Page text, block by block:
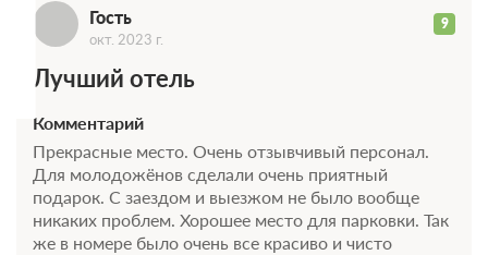
Моментальное подтверждение
Оптимальный, Без питания
Бесплатная отмена
Требуется внесение 100% предоплаты на условиях 10%
сейчас и 90% до 19.08.2026, 14:00
Гость 9
окт. 2023 г.
Лучший отель
Комментарий
Прекрасные место. Очень отзывчивый персонал.
Для молодожёнов сделали очень приятный
подарок. С заездом и выезжом не было вообще
никаких проблем. Хорошее место для парковки. Так
же в номере было очень все красиво и чисто